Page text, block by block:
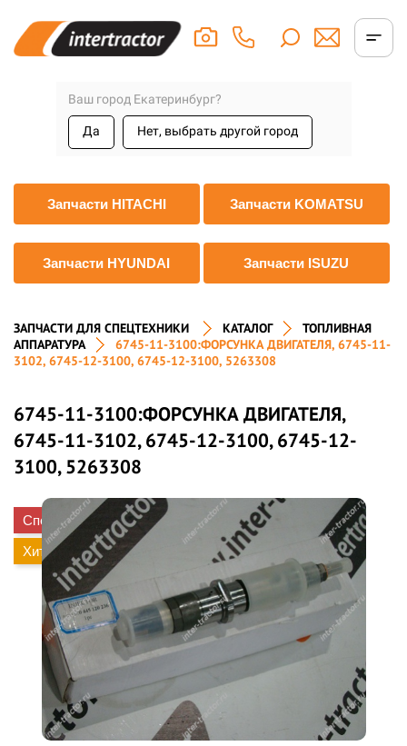
Ваш город Екатеринбург?
Да Нет, выбрать другой город
Запчасти HITACHI Запчасти KOMATSU
Запчасти HYUNDAI Запчасти ISUZU
ЗАПЧАСТИ ДЛЯ СПЕЦТЕХНИКИ КАТАЛОГ
ТОПЛИВНАЯ
АППАРАТУРА
6745-11-3100:ФОРСУНКА ДВИГАТЕЛЯ, 6745-11-
3102, 6745-12-3100, 6745-12-3100, 5263308
6745-11-3100:ФОРСУНКА ДВИГАТЕЛЯ,
6745-11-3102, 6745-12-3100, 6745-12-
3100, 5263308
Спецпредложение
Хит